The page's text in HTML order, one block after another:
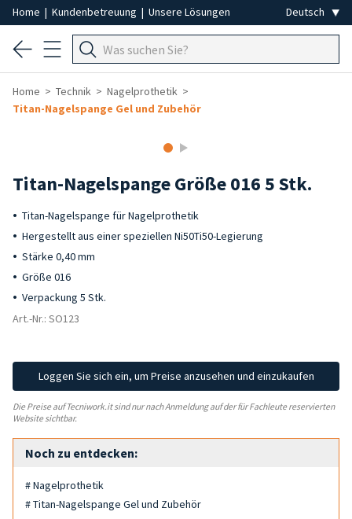
Home | Kundenbetreuung | Unsere Lösungen
Home Technik
Nagelprothetik
Titan-Nagelspange Gel und Zubehör
Titan-Nagelspange Größe 016 5 Stk.
Titan-Nagelspange für Nagelprothetik
Hergestellt aus einer speziellen Ni50Ti50-Legierung
Stärke 0,40 mm
Größe 016
Verpackung 5 Stk.
Art.-Nr.: SO123
Loggen Sie sich ein, um Preise anzusehen und einzukaufen
Die Preise auf Tecniwork.it sind nur nach Anmeldung auf der für Fachleute reservierten
Website sichtbar.
Noch zu entdecken:
# Nagelprothetik
# Titan-Nagelspange Gel und Zubehör